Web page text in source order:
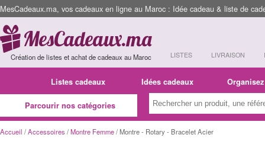
MesCadeaux.ma, vos cadeaux en ligne au Maroc : Idée cadeau & liste de
Création de listes et achat de cadeaux au Maroc LISTES LIVRAISON
Listes cadeaux Idées cadeaux
Parcourir nos catégories
Accueil /Accessoires /Montre Femme/ Montre - Rotary - Bracelet Acier